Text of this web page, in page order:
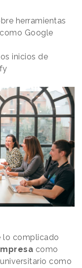
herramientas
Google
inicios de
lo complicado
como
como